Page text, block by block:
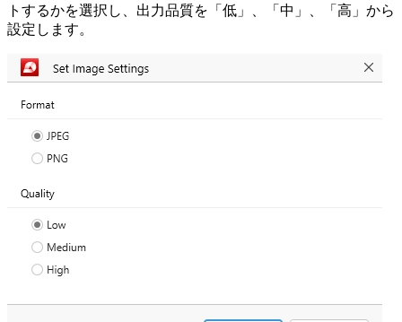
トするかを選択し、出力品質を「低」、「中」、「高」から
設定します。